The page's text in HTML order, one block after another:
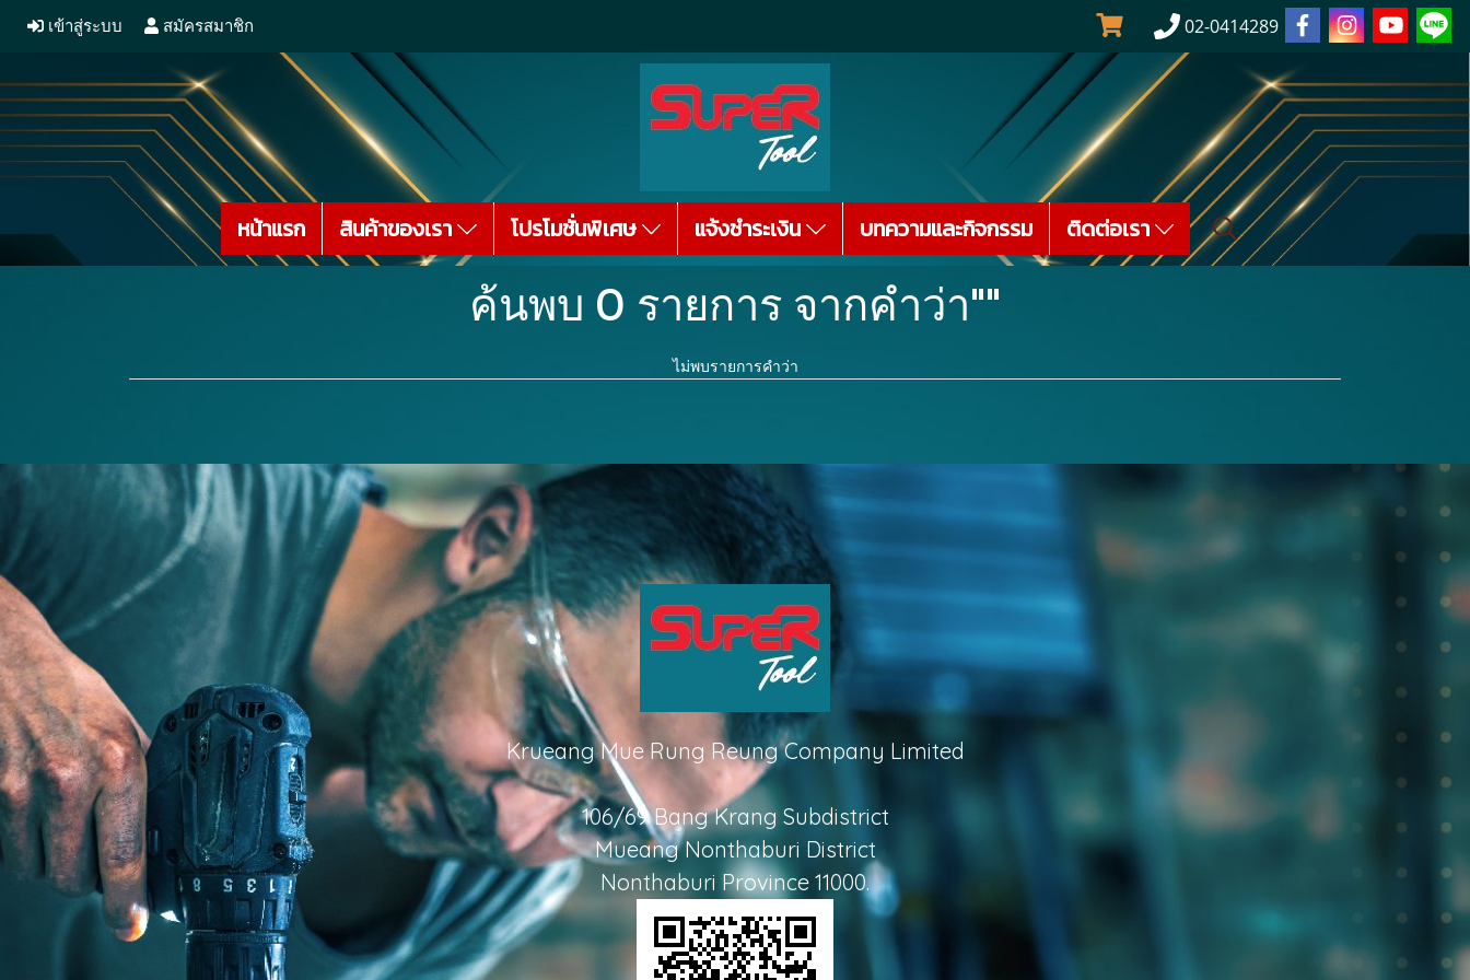
เข้าสู่ระบบ สมัครสมาชิก 02-0414289
หน้าแรก สินค้าของเรา โปรโมชั่นพิเศษ แจ้งชำระเงิน บทความและกิจกรรม ติดต่อเรา
ค้นพบ 0 รายการ จากคำว่า""
ไม่พบรายการคำว่า
Krueang Mue Rung Reung Company Limited
106/69 Bang Krang Subdistrict
Mueang Nonthaburi District
Nonthaburi Province 11000.